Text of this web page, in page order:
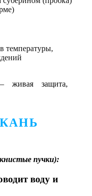
температуры,
защита,
пучки):
воду и